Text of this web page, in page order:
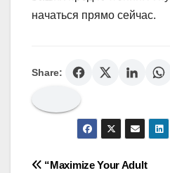
начаться прямо сейчас.
Share:
“Maximize Your Adult